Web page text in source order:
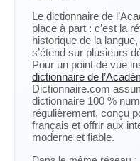
Le dictionnaire de
place à part : c’est la
historique de la
s’étend sur plusieurs
Pour un point de vue
dictionnaire de
Dictionnaire.com
dictionnaire 100 %
régulièrement, conçu
français et offrir aux
moderne et fiable.